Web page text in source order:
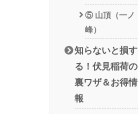
⑤ 山頂（一ノ
峰）
知らないと損す
る！伏見稲荷の
裏ワザ＆お得情
報